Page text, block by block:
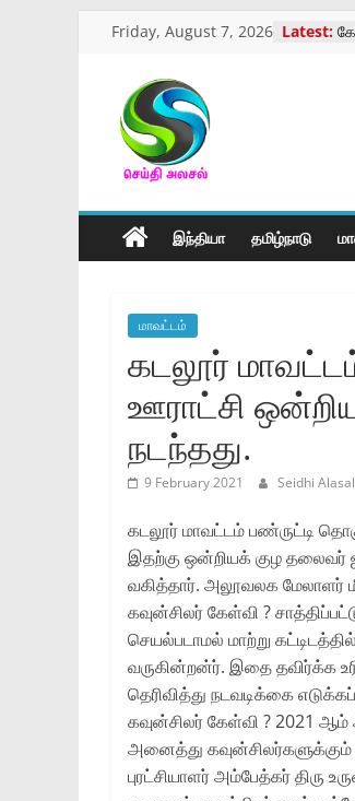
Friday, August 7, 2026 Latest:
l
Tamil
NewsPaper
இந்தியா தமிழ்நாடு
மாவட்டம்
கடலூர்
ஊராட்சி
நடந்தது.
9 February 2021 Seidhi Alasal
கடலூர் மாவட்டம் பண்ருட்டி
இதற்கு ஒன்றியக் குழ தலைவர்
வகித்தார். அலூவலக மேலாளர்
கவுன்சிலர் கேள்வி ?
செயல்படாமல் மாற்று
வருகின்றன்ர். இதை தவிர்க்க
தெரிவித்து நடவடிக்கை
கவுன்சிலர் கேள்வி ? 2021
அனைத்து
புரட்சியாளர் அம்பேத்கர் திரு